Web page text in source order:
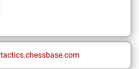
tactics.chessbase.com